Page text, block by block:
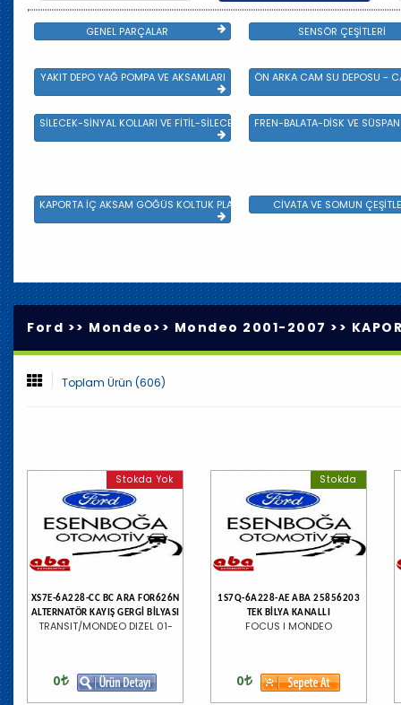
GENEL PARÇALAR SENSÖR ÇEŞİTLERİ
YAKIT DEPO YAĞ POMPA VE AKSAMLARI ÖN ARKA CAM SU DEPOSU -
SİLECEK-SİNYAL KOLLARI VE FİTİL-SİLECEK ÇEŞİTLERİFREN-BALATA-DİSK VE
KAPORTA İÇ AKSAM GÖĞÜS KOLTUK PLASTİK VE SAC AKSAM
CİVATA VE SOMUN
Ford >> Mondeo>> Mondeo 2001-2007 >>
Toplam Ürün (606)
Stokda Yok
XS7E-6A228-CC BC ARA FOR626N
ALTERNATÖR KAYIŞ GERGİ BİLYASI
TRANSIT/MONDEO DIZEL 01-
0
Stokda
1S7Q-6A228-AE ABA 25856203
TEK BİLYA KANALLI
FOCUS I MONDEO
0